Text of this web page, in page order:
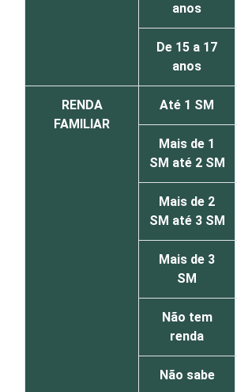
anos
De 15 a 17
anos
RENDA
FAMILIAR
Até 1 SM
Mais de 1
SM até 2 SM
Mais de 2
SM até 3 SM
Mais de 3
SM
Não tem
renda
Não sabe